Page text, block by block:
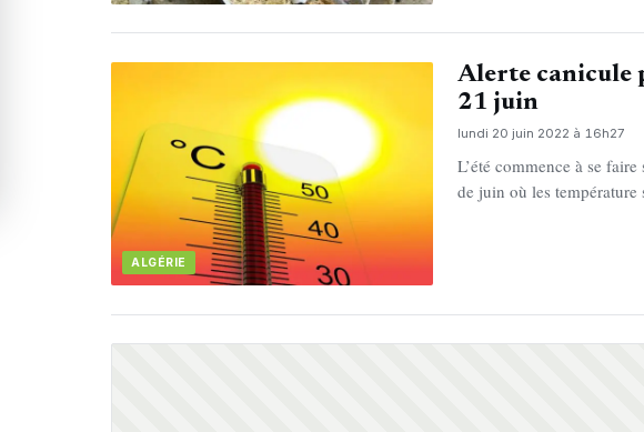
ALGÉRIE
Alerte canicule
21 juin
lundi 20 juin 2022 à 16h27
L’été commence à se
de juin où les